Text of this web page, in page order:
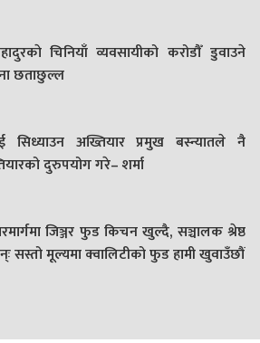
चिनियाँ व्यवसायीको करोडौँ डुवाउने
छताछुल्ल
सिध्याउन अख्तियार प्रमुख बस्न्यातले नै
दुरुपयोग गरे– शर्मा
जिञ्जर फुड किचन खुल्दै, सञ्चालक श्रेष्ठ
सस्तो मूल्यमा क्वालिटीको फुड हामी खुवाउँछौं